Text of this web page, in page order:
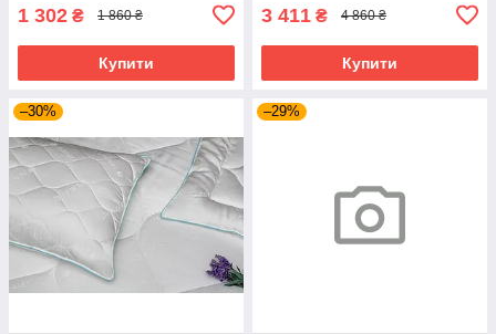
1 302 ₴ 1 860 ₴
Купити
3 411 ₴ 4 860 ₴
Купити
–30% –29%